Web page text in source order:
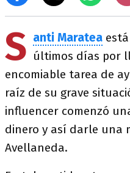
S anti Maratea
últimos días por
encomiable tarea de
raíz de su grave
influencer comenzó
dinero y así darle una
Avellaneda.